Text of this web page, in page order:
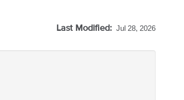
Last Modified: Jul 28, 2026